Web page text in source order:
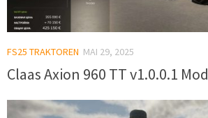
FS25 TRAKTOREN MAI 29, 2025
Claas Axion 960 TT v1.0.0.1 Mod